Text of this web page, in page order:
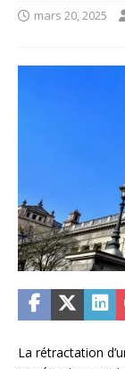
mars 20, 2025
La rétractation